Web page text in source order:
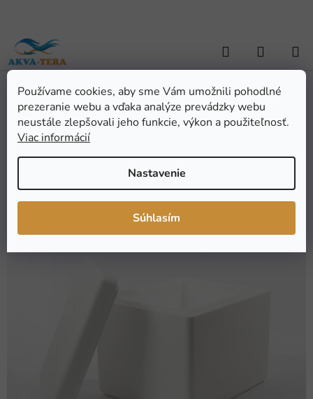
Používame cookies, aby sme Vám umožnili pohodlné
prezeranie webu a vďaka analýze prevádzky webu
neustále zlepšovali jeho funkcie, výkon a použiteľnosť.
Viac informácií
Nastavenie
Súhlasím
obsah
Hľadať
KOŠÍK
Domov / TERARISTIKA / Terárijné potreby / Termoboxy a obaly
Polystyrénový termobox 445 x 380 x 365 mm
Polystyrénový termobox
445 x 380 x 365 mm
hodnotenie
0,0
Podrobnosti hodnotenia
Značka:Hitaplast